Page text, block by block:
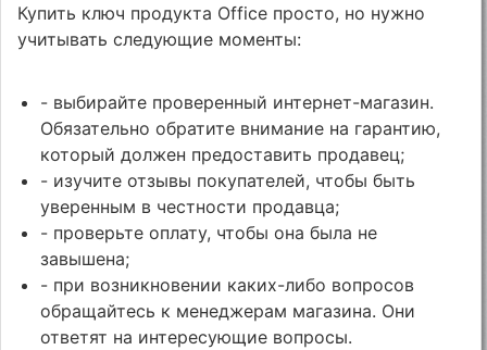
Купить ключ продукта Office просто, но нужно
учитывать следующие моменты:
- выбирайте проверенный интернет-магазин.
Обязательно обратите внимание на гарантию,
который должен предоставить продавец;
- изучите отзывы покупателей, чтобы быть
уверенным в честности продавца;
- проверьте оплату, чтобы она была не
завышена;
- при возникновении каких-либо вопросов
обращайтесь к менеджерам магазина. Они
ответят на интересующие вопросы.